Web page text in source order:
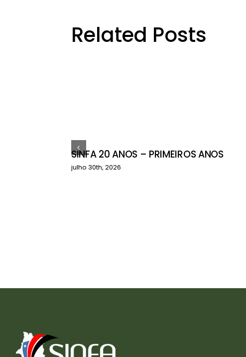
Related Posts
SINFA 20 ANOS – PRIMEIROS ANOS
julho 30th, 2026